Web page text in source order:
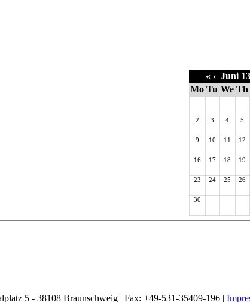
« ‹ Juni
Mo Tu We Th
2 3 4 5
9 10 11 12
16 17 18 19
23 24 25 26
30
5 - 38108 Braunschweig | Fax: +49-531-35409-196 |